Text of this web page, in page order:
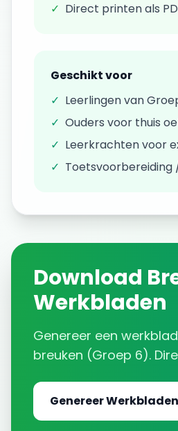
✓ Direct printen als
Geschikt voor
✓ Leerlingen van
✓ Ouders voor thuis
✓ Leerkrachten voor
✓ Toetsvoorbereiding
Download
Werkbladen
Genereer een
breuken (Groep 6).
GenereerWerkbladen